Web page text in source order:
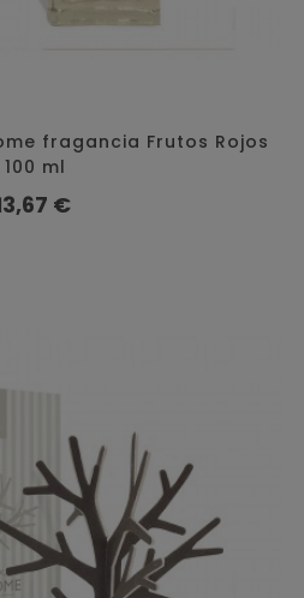
fragancia Frutos Rojos
100 ml
€